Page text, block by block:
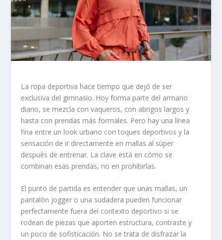
La ropa deportiva hace tiempo que dejó de ser
exclusiva del gimnasio. Hoy forma parte del armario
diario, se mezcla con vaqueros, con abrigos largos y
hasta con prendas más formales. Pero hay una línea
fina entre un look urbano con toques deportivos y la
sensación de ir directamente en mallas al súper
después de entrenar. La clave está en cómo se
combinan esas prendas, no en prohibirlas.
El punto de partida es entender que unas mallas, un
pantalón jogger o una sudadera pueden funcionar
perfectamente fuera del contexto deportivo si se
rodean de piezas que aporten estructura, contraste y
un poco de sofisticación. No se trata de disfrazar la